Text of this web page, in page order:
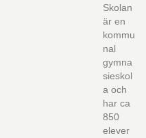
Skolan
är en
kommu
nal
gymna
sieskol
a och
har ca
850
elever